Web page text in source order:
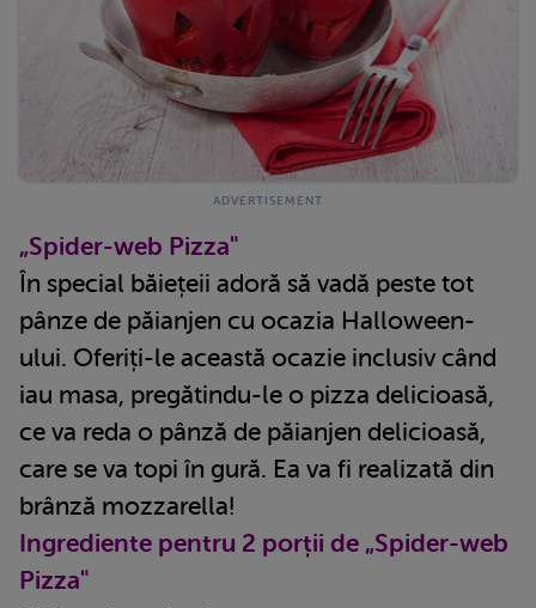
„Spider-web Pizza"
În special băiețeii adoră să vadă peste tot
pânze de păianjen cu ocazia Halloween-
ului. Oferiți-le această ocazie inclusiv când
iau masa, pregătindu-le o pizza delicioasă,
ce va reda o pânză de păianjen delicioasă,
care se va topi în gură. Ea va fi realizată din
brânză mozzarella!
Ingrediente pentru 2 porții de „Spider-web
Pizza"